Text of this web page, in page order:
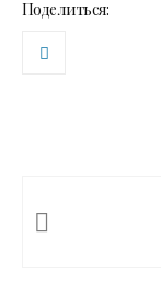
Поделиться: